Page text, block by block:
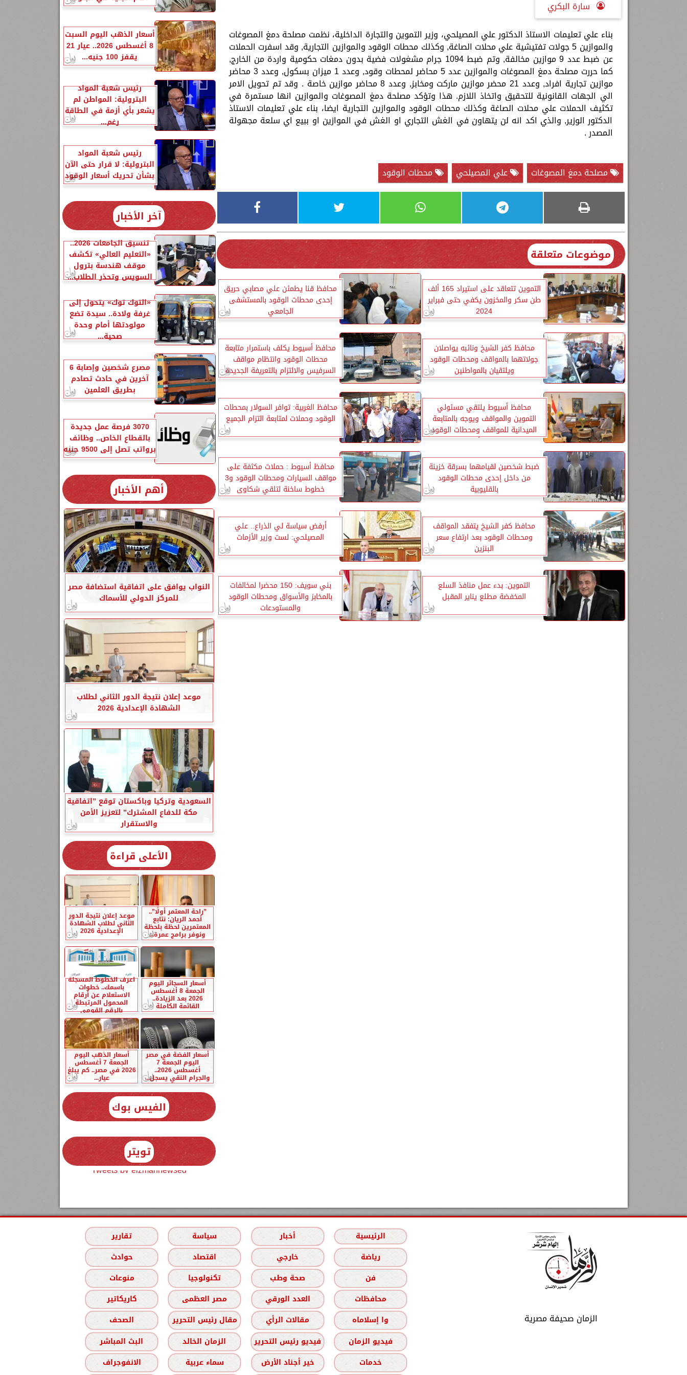
سارة البكري
بناء علي تعليمات الاستاذ الدكتور علي المصيلحي، وزير التموين والتجارة الداخلية، نظمت مصلحة دمغ المصوغات
والموازين 5 جولات تفتيشية علي محلات الصاغة, وكذلك محطات الوقود والموازين التجارية, وقد اسفرت الحملات
عن ضبط عدد 9 موازين مخالفة, وتم ضبط 1094 جرام مشغولات فضية بدون دمغات حكومية واردة من الخارج,
كما حررت مصلحة دمغ المصوغات والموازين عدد 5 محاضر لمحطات وقود, وعدد 1 ميزان بسكول, وعدد 3 محاضر
موازين تجارية افراد, وعدد 21 محضر موازين ماركت ومخابز, وعدد 8 محاضر موازين خاصة . وقد تم تحويل الامر
الي الجهات القانونية للتحقيق واتخاذ اللازم. هذا وتؤكد مصلحة دمغ المصوغات والموازين انها مستمرة في
تكثيف الحملات علي محلات الصاغة وكذلك محطات الوقود والموازين التجارية ايضا، بناء علي تعليمات الاستاذ
الدكتور الوزير, والذي اكد انه لن يتهاون في الغش التجاري او الغش في الموازين او ببيع اي سلعة مجهولة
المصدر .
مصلحة دمغ المصوغات علي المصيلحي محطات الوقود
موضوعات متعلقة
التموين تتعاقد على استيراد 165 ألف
طن سكر والمخزون يكفي حتى فبراير
2024
محافظ قنا يطمئن علي مصابي حريق
إحدى محطات الوقود بالمستشفى
الجامعي
محافظ كفر الشيخ ونائبه يواصلان
جولاتهما بالمواقف ومحطات الوقود
ويلتقيان بالمواطنين
محافظ أسيوط يكلف باستمرار متابعة
محطات الوقود وانتظام مواقف
السرفيس والالتزام بالتعريفة الجديدة
محافظ أسيوط يلتقي مسئولي
التموين والمواقف ويوجه بالمتابعة
الميدانية للمواقف ومحطات الوقود
وعقد غرفة إدارة الأزمات والعمليات
محافظ الغربية: توافر السولار بمحطات
الوقود وحملات لمتابعة التزام الجميع
ضبط شخصين لقيامهما بسرقة خزينة
من داخل إحدى محطات الوقود
بالقليوبية
محافظ أسيوط : حملات مكثفة على
مواقف السيارات ومحطات الوقود و3
خطوط ساخنة لتلقي شكاوى
المواطنين
محافظ كفر الشيخ يتفقد المواقف
ومحطات الوقود بعد ارتفاع سعر
البنزين
أرفض سياسة لي الذراع.. علي
المصيلحي: لست وزير الأزمات
التموين: بدء عمل منافذ السلع
المخفضة مطلع يناير المقبل
بني سويف: 150 محضرا لمخالفات
بالمخابز والأسواق ومحطات الوقود
والمستودعات
أسعار الذهب اليوم السبت
8 أغسطس 2026.. عيار 21
يقفز 100 جنيه...
رئيس شعبة المواد
البترولية: المواطن لم
يشعر بأي أزمة في الطاقة
رغم...
رئيس شعبة المواد
البترولية: لا قرار حتى الآن
بشأن تحريك أسعار الوقود
آخر الأخبار
تنسيق الجامعات 2026..
«التعليم العالي» تكشف
موقف هندسة بترول
السويس وتحذر الطلاب...
«التوك توك» يتحول إلى
غرفة ولادة.. سيدة تضع
مولودتها أمام وحدة
صحية...
مصرع شخصين وإصابة 6
آخرين في حادث تصادم
بطريق العلمين
3070 فرصة عمل جديدة
بالقطاع الخاص.. وظائف
برواتب تصل إلى 9500 جنيه
أهم الأخبار
النواب يوافق على اتفاقية استضافة مصر
للمركز الدولي للأسماك
موعد إعلان نتيجة الدور الثاني لطلاب
الشهادة الإعدادية 2026
السعودية وتركيا وباكستان توقع ”اتفاقية
مكة للدفاع المشترك” لتعزيز الأمن
والاستقرار
الأعلى قراءة
”راحة المعتمر أولًا”..
أحمد الريان: نتابع
المعتمرين لحظة بلحظة
ونوفر برامج عمرة...
موعد إعلان نتيجة الدور
الثاني لطلاب الشهادة
الإعدادية 2026
أسعار السجائر اليوم
الجمعة 8 أغسطس
2026 بعد الزيادة..
القائمة الكاملة
اعرف الخطوط المسجلة
باسمك.. خطوات
الاستعلام عن أرقام
المحمول المرتبطة
بالرقم القومي
أسعار الفضة في مصر
اليوم الجمعة 7
أغسطس 2026..
والجرام النقي يسجل...
أسعار الذهب اليوم
الجمعة 7 أغسطس
2026 في مصر.. كم يبلغ
عيار...
الفيس بوك
تويتر
Tweets by elzmannewseg
الزمان صحيفة مصرية
الرئيسية أخبار سياسة
تقارير
رياضة
خارجي اقتصاد
حوادث
فن
صحة وطب تكنولوجيا
منوعات
محافظات
العدد الورقي مصر العظمى
كاريكاتير
وا إسلاماه
مقالات الرأي مقال رئيس التحرير
الصحف
فيديو الزمان
فيديو رئيس التحرير الزمان الخالد
البث المباشر
خدمات
خير أجناد الأرض سماء عربية الانفوجراف